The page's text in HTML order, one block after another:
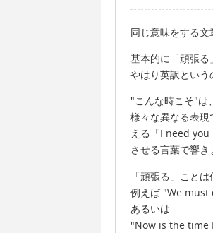
同じ意味をする文
基本的に「頑張る
やはり英訳という
"こんな時こそ"
様々な異なる表
える「I need you
させる言葉で響き
「頑張る」こと
例えば "We
あるいは
"Now is the time